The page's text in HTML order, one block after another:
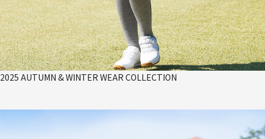
2025 AUTUMN & WINTER WEAR COLLECTION